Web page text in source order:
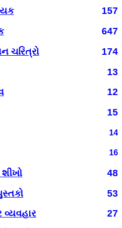
157
647
ચરિત્રો
174
13
12
15
14
16
48
53
વ્યવહાર
27